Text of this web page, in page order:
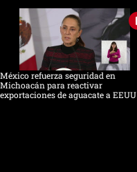
México refuerza seguridad en
Michoacán para reactivar
exportaciones de aguacate a EEUU